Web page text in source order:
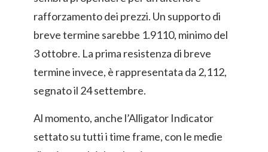
rafforzamento dei prezzi. Un supporto di
breve termine sarebbe 1.9110, minimo del
3 ottobre. La prima resistenza di breve
termine invece, è rappresentata da 2,112,
segnato il 24 settembre.
Al momento, anche l’Alligator Indicator
settato su tutti i time frame, con le medie